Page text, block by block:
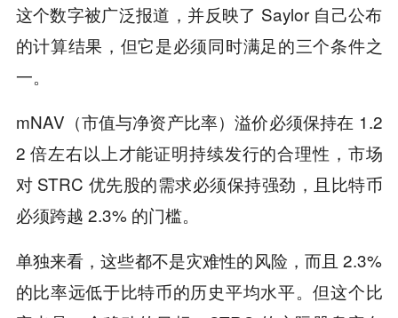
这个数字被广泛报道，并反映了 Saylor 自己公布
的计算结果，但它是必须同时满足的三个条件之
一。
mNAV（市值与净资产比率）溢价必须保持在 1.2
2 倍左右以上才能证明持续发行的合理性，市场
对 STRC 优先股的需求必须保持强劲，且比特币
必须跨越 2.3% 的门槛。
单独来看，这些都不是灾难性的风险，而且 2.3%
的比率远低于比特币的历史平均水平。但这个比